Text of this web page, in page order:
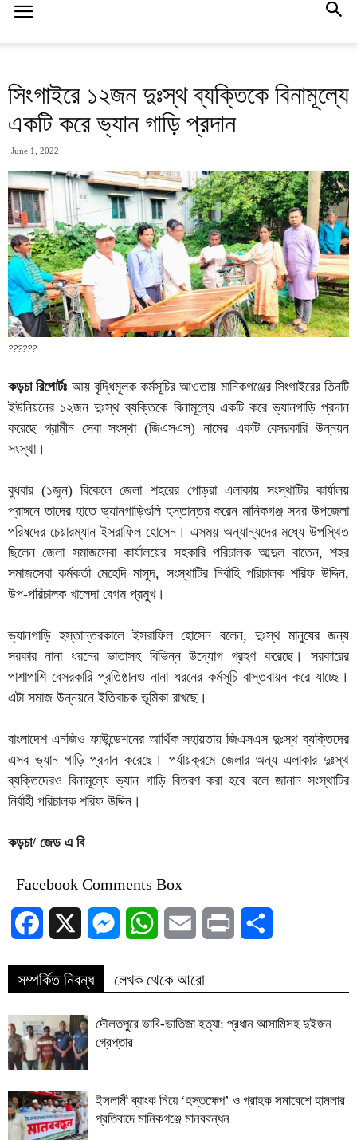
সিংগাইরে ১২জন দুঃস্থ ব্যক্তিকে বিনামূল্যে
একটি করে ভ্যান গাড়ি প্রদান
June 1, 2022
??????
কড়চা রিপোর্টঃ আয় বৃদ্ধিমূলক কর্মসূচির আওতায় মানিকগঞ্জের সিংগাইরের তিনটি
ইউনিয়নের ১২জন দুঃস্থ ব্যক্তিকে বিনামূল্যে একটি করে ভ্যানগাড়ি প্রদান
করেছে গ্রামীন সেবা সংস্থা (জিএসএস) নামের একটি বেসরকারি উন্নয়ন
সংস্থা।
বুধবার (১জুন) বিকেলে জেলা শহরের পোড়রা এলাকায় সংস্থাটির কার্যালয়
প্রাঙ্গনে তাদের হাতে ভ্যানগাড়িগুলি হস্তান্তর করেন মানিকগঞ্জ সদর উপজেলা
পরিষদের চেয়ারম্যান ইসরাফিল হোসেন। এসময় অন্যান্যদের মধ্যে উপস্থিত
ছিলেন জেলা সমাজসেবা কার্যালয়ের সহকারি পরিচালক আব্দুল বাতেন, শহর
সমাজসেবা কর্মকর্তা মেহেদি মাসুদ, সংস্থাটির নির্বাহি পরিচালক শরিফ উদ্দিন,
উপ-পরিচালক খালেদা বেগম প্রমুখ।
ভ্যানগাড়ি হস্তান্তরকালে ইসরাফিল হোসেন বলেন, দুঃস্থ মানুষের জন্য
সরকার নানা ধরনের ভাতাসহ বিভিন্ন উদ্যোগ গ্রহণ করেছে। সরকারের
পাশাপাশি বেসরকারি প্রতিষ্ঠানও নানা ধরনের কর্মসূচি বাস্তবায়ন করে যাচ্ছে।
এটা সমাজ উন্নয়নে ইতিবাচক ভূমিকা রাখছে।
বাংলাদেশ এনজিও ফাউন্ডেশনের আর্থিক সহায়তায় জিএসএস দুঃস্থ ব্যক্তিদের
এসব ভ্যান গাড়ি প্রদান করেছে। পর্যায়ক্রমে জেলার অন্য এলাকার দুঃস্থ
ব্যক্তিদেরও বিনামূল্যে ভ্যান গাড়ি বিতরণ করা হবে বলে জানান সংস্থাটির
নির্বাহী পরিচালক শরিফ উদ্দিন।
কড়চা/ জেড এ বি
Facebook Comments Box
Facebook MessengerWhatsAppEmail Print
সম্পর্কিত নিবন্ধ লেখক থেকে আরো
দৌলতপুরে ভাবি-ভাতিজা হত্যা: প্রধান আসামিসহ দুইজন
গ্রেপ্তার
ইসলামী ব্যাংক নিয়ে ‘হস্তক্ষেপ’ ও গ্রাহক সমাবেশে হামলার
প্রতিবাদে মানিকগঞ্জে মানববন্ধন